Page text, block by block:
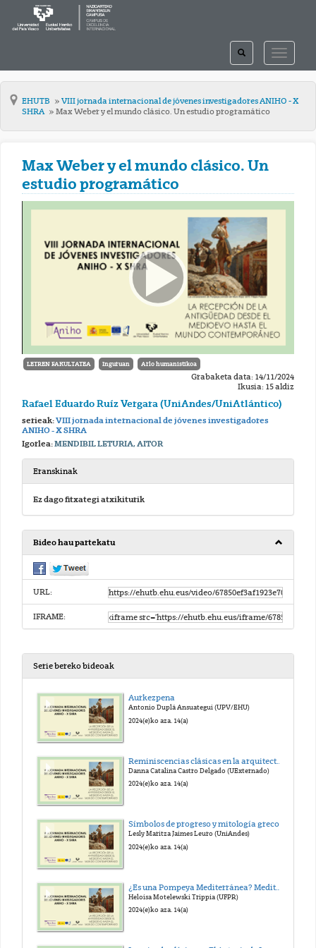
TOGGLE
TOGGLE
SEARCH
EHUTB
VIII jornada internacional de jóvenes investigadores ANIHO - X
SHRA
Max Weber y el mundo clásico. Un estudio programático
Max Weber y el mundo clásico. Un
estudio programático
LETREN FAKULTATEA Inguruan Arlo humanistikoa
Grabaketa data: 14/11/2024
Ikusia: 15 aldiz
Rafael Eduardo Ruíz Vergara (UniAndes/UniAtlántico)
serieak:VIII jornada internacional de jóvenes investigadores
ANIHO - X SHRA
Igorlea:MENDIBIL LETURIA, AITOR
Eranskinak
Ez dago fitxategi atxikiturik
Bideo hau partekatu
URL:
IFRAME:
Serie bereko bideoak
Aurkezpena
Antonio Duplá Ansuategui (UPV/EHU)
2024(e)ko aza. 14(a)
Danna Catalina Castro Delgado (UExternado)
2024(e)ko aza. 14(a)
Lesly Maritza Jaimes Leuro (UniAndes)
2024(e)ko aza. 14(a)
Heloisa Motelewski Trippia (UFPR)
2024(e)ko aza. 14(a)